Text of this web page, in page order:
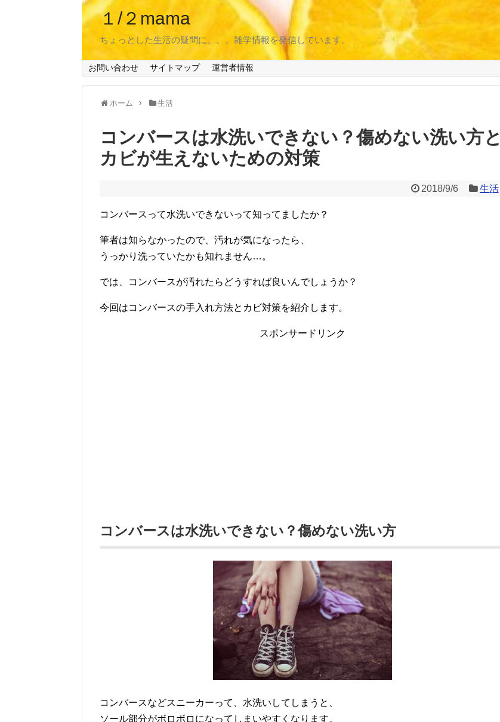
１/２mama
ちょっとした生活の疑問に。。。雑学情報を発信しています。
お問い合わせ サイトマップ 運営者情報
ホーム 生活
コンバースは水洗いできない？傷めない洗い方と
カビが生えないための対策
2018/9/6 生活
コンバースって水洗いできないって知ってましたか？
筆者は知らなかったので、汚れが気になったら、
うっかり洗っていたかも知れません…。
では、コンバースが汚れたらどうすれば良いんでしょうか？
今回はコンバースの手入れ方法とカビ対策を紹介します。
スポンサードリンク
コンバースは水洗いできない？傷めない洗い方
コンバースなどスニーカーって、水洗いしてしまうと、
ソール部分がボロボロになってしまいやすくなります。